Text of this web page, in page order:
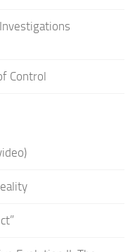
Control